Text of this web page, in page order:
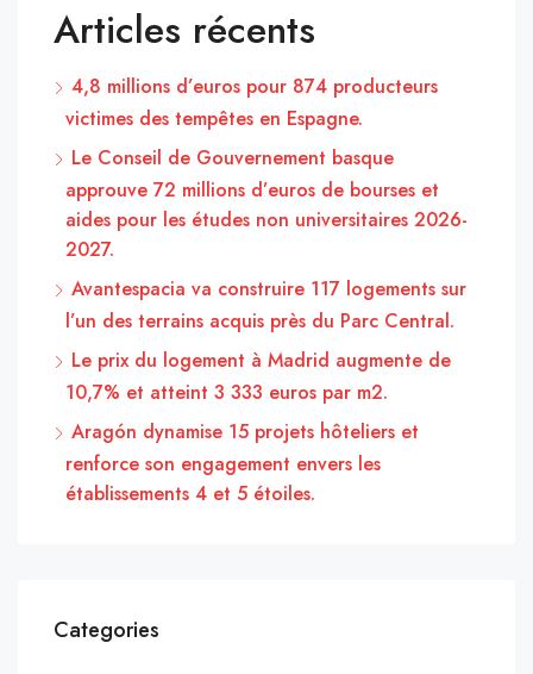
Articles récents
4,8 millions d’euros pour 874 producteurs
victimes des tempêtes en Espagne.
Le Conseil de Gouvernement basque
approuve 72 millions d’euros de bourses et
aides pour les études non universitaires 2026-
2027.
Avantespacia va construire 117 logements sur
l’un des terrains acquis près du Parc Central.
Le prix du logement à Madrid augmente de
10,7% et atteint 3 333 euros par m2.
Aragón dynamise 15 projets hôteliers et
renforce son engagement envers les
établissements 4 et 5 étoiles.
Categories